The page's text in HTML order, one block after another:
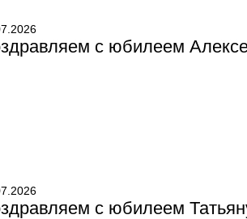
с юбилеем
с юбилеем